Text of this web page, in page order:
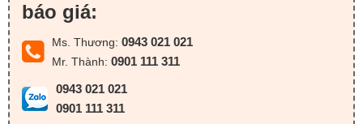
báo giá:
Ms. Thương: 0943 021 021
Mr. Thành: 0901 111 311
0943 021 021
0901 111 311